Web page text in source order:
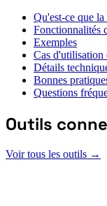
Qu'est-ce que
Fonctionnalités
Exemples
Cas d'utilisation
Détails
Bonnes
Questions
Outils
Voir tous les outils →